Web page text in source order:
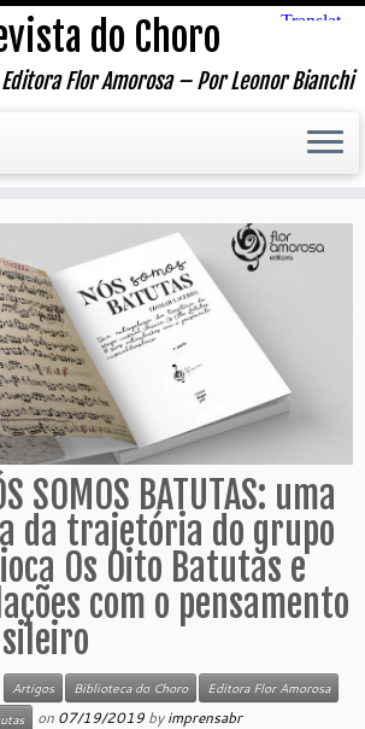
do Choro
Flor Amorosa – Por Leonor Bianchi
SOMOS BATUTAS: uma
da trajetória do grupo
Os Oito Batutas e
com o pensamento
Artigos Biblioteca do Choro
Editora Flor Amorosa
on 07/19/2019 byimprensabr